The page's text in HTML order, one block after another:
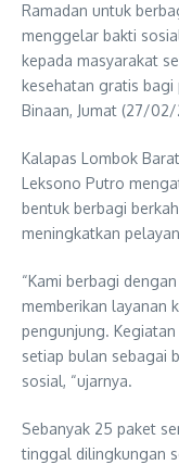
Ramadan untuk
menggelar bakti
kepada masyarakat
kesehatan gratis
Binaan, Jumat (27/
Kalapas Lombok
Leksono Putro
bentuk berbagi
meningkatkan
“Kami berbagi
memberikan layanan
pengunjung.
setiap bulan sebagai
sosial, “ujarnya.
Sebanyak 25 paket
tinggal dilingkungan